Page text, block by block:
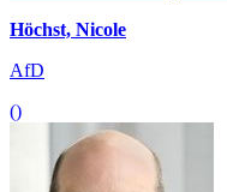
Höchst, Nicole
AfD
()